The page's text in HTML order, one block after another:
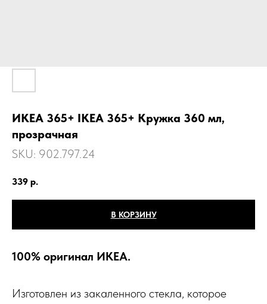
ИКЕА 365+ IKEA 365+ Кружка 360 мл,
прозрачная
SKU: 902.797.24
339 р.
В КОРЗИНУ
100% оригинал ИКЕА.
Изготовлен из закаленного стекла, которое